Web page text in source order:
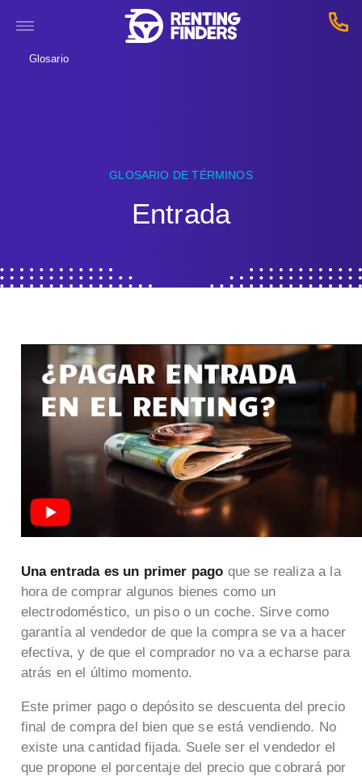
Glosario
GLOSARIO DE TÉRMINOS
Entrada
Una entrada es un primer pago que se realiza a la
hora de comprar algunos bienes como un
electrodoméstico, un piso o un coche. Sirve como
garantía al vendedor de que la compra se va a hacer
efectiva, y de que el comprador no va a echarse para
atrás en el último momento.
Este primer pago o depósito se descuenta del precio
final de compra del bien que se está vendiendo. No
existe una cantidad fijada. Suele ser el vendedor el
que propone el porcentaje del precio que cobrará por